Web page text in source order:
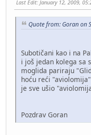
Last Edit: January 12, 2009,
Quote from: Goran on
Subotičani kao i na
i još jedan kolega sa
moglida pariraju
hoću reći
je sve ušio
Pozdrav Goran